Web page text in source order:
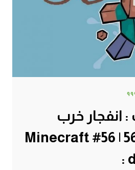
انفجار خرب
مزاجي :( ! #56 | 56# Minecraft
: